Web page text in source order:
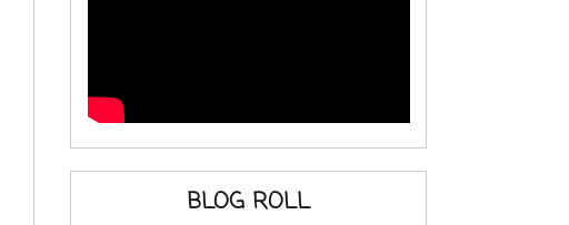
BLOG ROLL